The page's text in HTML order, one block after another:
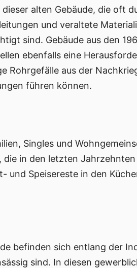
dieser alten Gebäude, die oft
und veraltete
sind. Gebäude aus den
ebenfalls eine
Rohrgefälle aus der
führen können.
Singles und
in den letzten
und Speisereste in den
befinden sich entlang der
sind. In diesen